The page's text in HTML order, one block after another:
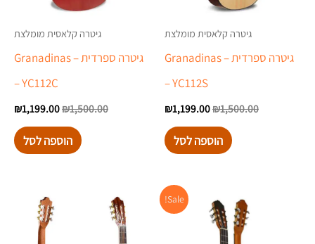
גיטרה קלאסית מומלצת
גיטרה ספרדית – Granadinas
– YC112S
₪1,500.00
₪1,199.00
הוספה לסל
גיטרה קלאסית מומלצת
גיטרה ספרדית – Granadinas
– YC112C
₪1,500.00
₪1,199.00
הוספה לסל
Sale!המחיר
המקורי
היה:
המחיר
הנוכחי
₪1,499.00.